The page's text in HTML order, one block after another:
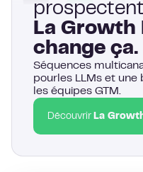
La Growth
change ça.
Séquences
pourles LLMs et une
les équipes GTM.
Découvrir La